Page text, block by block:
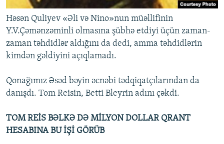
Həsən Quliyev «Əli və Nino»nun müəllifinin
Y.V.Çəmənzəminli olmasına şübhə etdiyi üçün zaman-
zaman təhdidlər aldığını da dedi, amma təhdidlərin
kimdən gəldiyini açıqlamadı.
Qonağımız Əsəd bəyin əcnəbi tədqiqatçılarından da
danışdı. Tom Reisin, Betti Bleyrin adını çəkdi.
TOM REİS BƏLKƏ DƏ MİLYON DOLLAR QRANT
HESABINA BU İŞİ GÖRÜB